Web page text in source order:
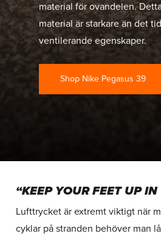
material för ovandelen.
material är starkare än det
ventilerande egenskaper.
Shop Nike Pegasus 39
“KEEP YOUR FEET UP
Lufttrycket är extremt viktigt när
cyklar på stranden behöver man